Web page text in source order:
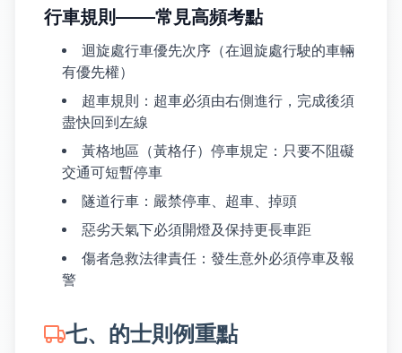
行車規則——常見高頻考點
迴旋處行車優先次序（在迴旋處行駛的車輛
有優先權）
超車規則：超車必須由右側進行，完成後須
盡快回到左線
黃格地區（黃格仔）停車規定：只要不阻礙
交通可短暫停車
隧道行車：嚴禁停車、超車、掉頭
惡劣天氣下必須開燈及保持更長車距
傷者急救法律責任：發生意外必須停車及報
警
七、的士則例重點